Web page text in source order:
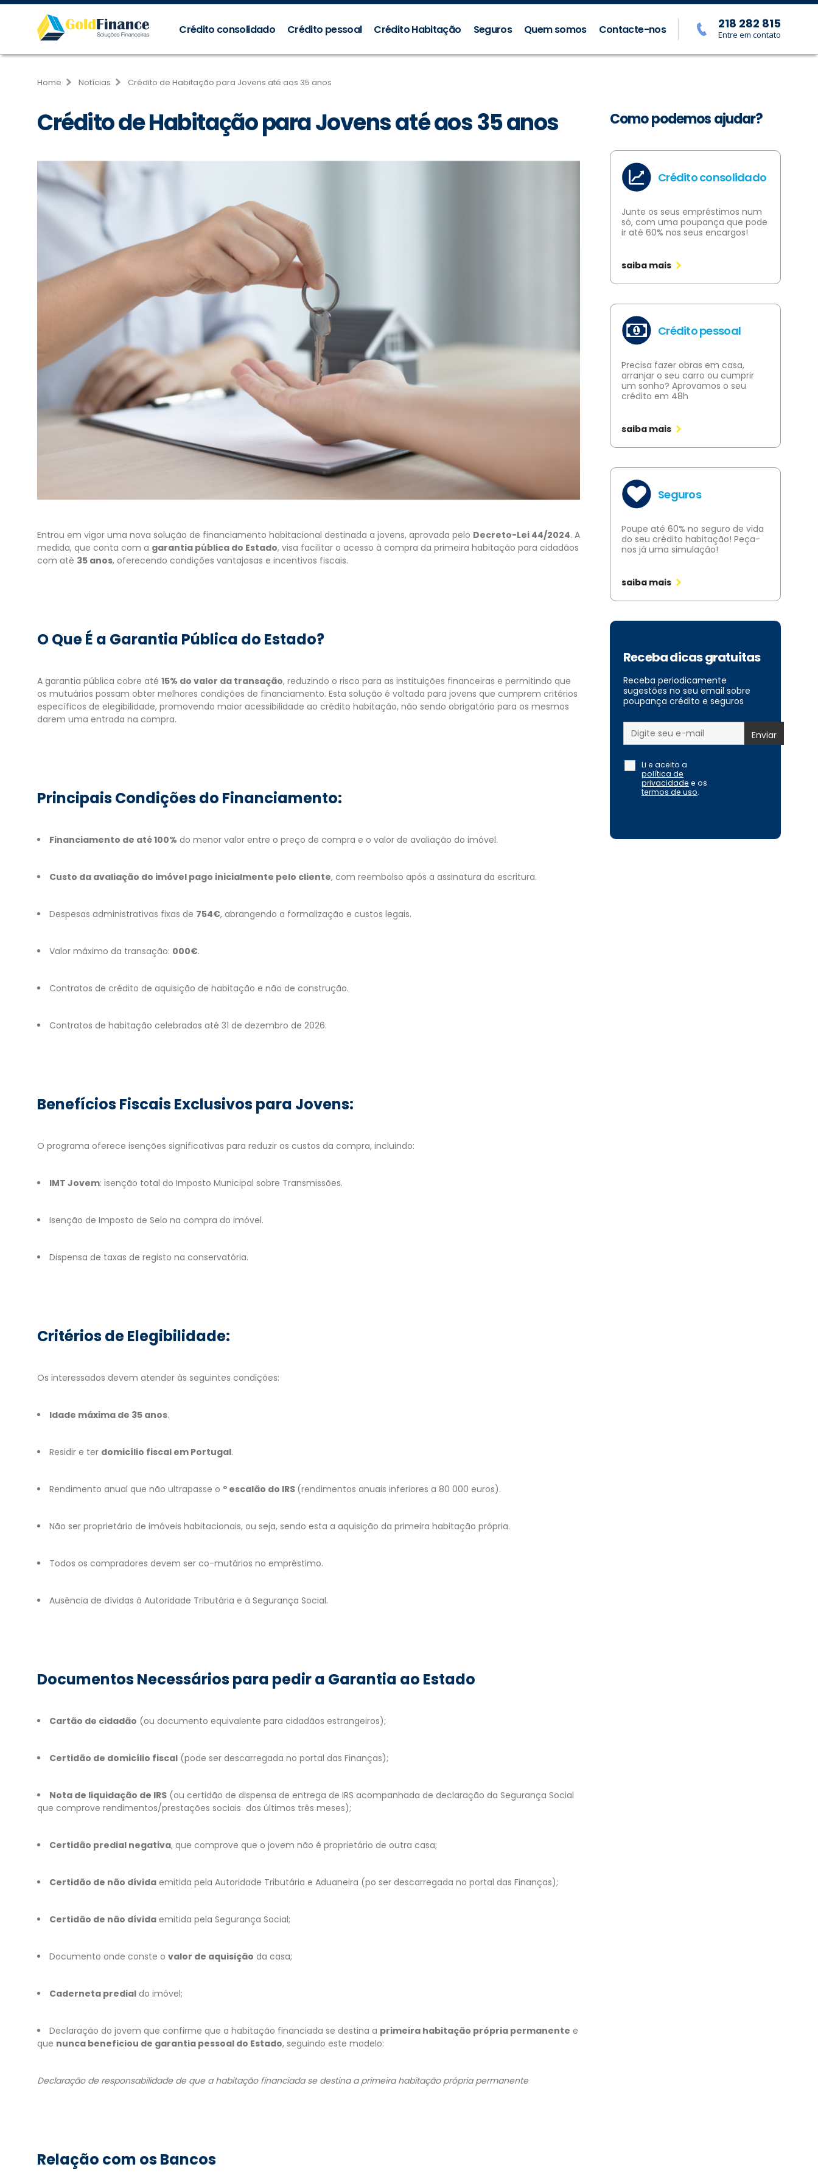
Crédito consolidado Crédito pessoal Crédito Habitação Seguros Quem somos Contacte-nos 218 282 815
Entre em contato
Home Notícias Crédito de Habitação para Jovens até aos 35 anos
Crédito de Habitação para Jovens até aos 35 anos
Entrou em vigor uma nova solução de financiamento habitacional destinada a jovens, aprovada pelo Decreto-Lei 44/2024. A
medida, que conta com a garantia pública do Estado, visa facilitar o acesso à compra da primeira habitação para cidadãos
com até 35 anos, oferecendo condições vantajosas e incentivos fiscais.
O Que É a Garantia Pública do Estado?
A garantia pública cobre até 15% do valor da transação, reduzindo o risco para as instituições financeiras e permitindo que
os mutuários possam obter melhores condições de financiamento. Esta solução é voltada para jovens que cumprem critérios
específicos de elegibilidade, promovendo maior acessibilidade ao crédito habitação, não sendo obrigatório para os mesmos
darem uma entrada na compra.
Principais Condições do Financiamento:
Financiamento de até 100% do menor valor entre o preço de compra e o valor de avaliação do imóvel.
Custo da avaliação do imóvel pago inicialmente pelo cliente, com reembolso após a assinatura da escritura.
Despesas administrativas fixas de 754€, abrangendo a formalização e custos legais.
Valor máximo da transação: 000€.
Contratos de crédito de aquisição de habitação e não de construção.
Contratos de habitação celebrados até 31 de dezembro de 2026.
Benefícios Fiscais Exclusivos para Jovens:
O programa oferece isenções significativas para reduzir os custos da compra, incluindo:
IMT Jovem: isenção total do Imposto Municipal sobre Transmissões.
Isenção de Imposto de Selo na compra do imóvel.
Dispensa de taxas de registo na conservatória.
Critérios de Elegibilidade:
Os interessados devem atender às seguintes condições:
Idade máxima de 35 anos.
Residir e ter domicílio fiscal em Portugal.
Rendimento anual que não ultrapasse o º escalão do IRS (rendimentos anuais inferiores a 80 000 euros).
Não ser proprietário de imóveis habitacionais, ou seja, sendo esta a aquisição da primeira habitação própria.
Todos os compradores devem ser co-mutários no empréstimo.
Ausência de dívidas à Autoridade Tributária e à Segurança Social.
Documentos Necessários para pedir a Garantia ao Estado
Cartão de cidadão (ou documento equivalente para cidadãos estrangeiros);
Certidão de domicílio fiscal (pode ser descarregada no portal das Finanças);
Nota de liquidação de IRS (ou certidão de dispensa de entrega de IRS acompanhada de declaração da Segurança Social
que comprove rendimentos/prestações sociais dos últimos três meses);
Certidão predial negativa, que comprove que o jovem não é proprietário de outra casa;
Certidão de não dívida emitida pela Autoridade Tributária e Aduaneira (po ser descarregada no portal das Finanças);
Certidão de não dívida emitida pela Segurança Social;
Documento onde conste o valor de aquisição da casa;
Caderneta predial do imóvel;
Declaração do jovem que confirme que a habitação financiada se destina a primeira habitação própria permanente e
que nunca beneficiou de garantia pessoal do Estado, seguindo este modelo:
Declaração de responsabilidade de que a habitação financiada se destina a primeira habitação própria permanente
Relação com os Bancos
Como podemos ajudar?
Crédito consolidado
Junte os seus empréstimos num
só, com uma poupança que pode
ir até 60% nos seus encargos!
saiba mais
Crédito pessoal
Precisa fazer obras em casa,
arranjar o seu carro ou cumprir
um sonho? Aprovamos o seu
crédito em 48h
saiba mais
Seguros
Poupe até 60% no seguro de vida
do seu crédito habitação! Peça-
nos já uma simulação!
saiba mais
Receba dicas gratuitas
Receba periodicamente
sugestões no seu email sobre
poupança crédito e seguros
Li e aceito a
política de
privacidade e os
termos de uso.